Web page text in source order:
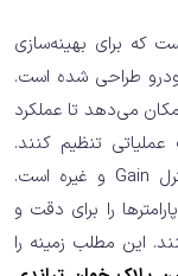
که برای بهینه‌سازی
طراحی شده است.
می‌دهد تا عملکرد
تنظیم کنند.
تنظیمات شامل رزولوشن، نرخ فریم، HLC، کنترل Gain و غیره است.
را برای دقت و
این مطلب زمینه را